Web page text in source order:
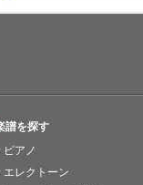
譜を探す
ピアノ
エレクトーン